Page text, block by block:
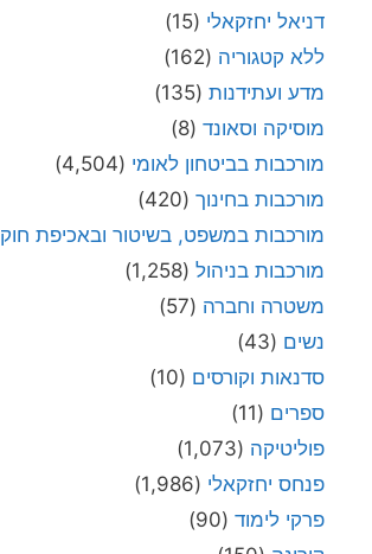
דניאל יחזקאלי (15)
ללא קטגוריה (162)
מדע ועתידנות (135)
מוסיקה וסאונד (8)
מורכבות בביטחון לאומי (4,504)
מורכבות בחינוך (420)
מורכבות במשפט, בשיטור ובאכיפת חוק
מורכבות בניהול (1,258)
משטרה וחברה (57)
נשים (43)
סדנאות וקורסים (10)
ספרים (11)
פוליטיקה (1,073)
פנחס יחזקאלי (1,986)
פרקי לימוד (90)